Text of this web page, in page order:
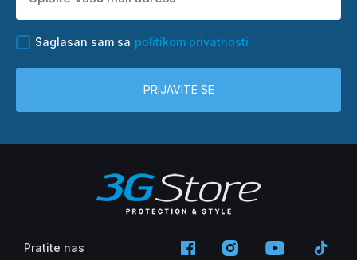
Saglasan sam sa politikom privatnosti
PRIJAVITE SE
Pratite nas